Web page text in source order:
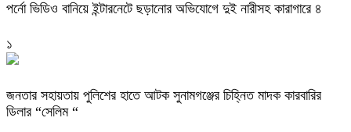
পর্নো ভিডিও বানিয়ে ইন্টারনেটে ছড়ানোর অভিযোগে দুই নারীসহ কারাগারে ৪
১
জনতার সহায়তায় পুলিশের হাতে আটক সুনামগঞ্জের চিহ্নিত মাদক কারবারির
ডিলার “সেলিম “